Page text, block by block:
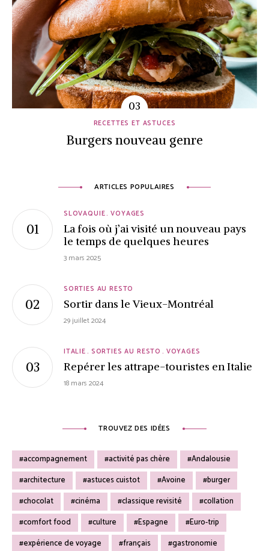
RECETTES ET ASTUCES
Burgers nouveau genre
ARTICLES POPULAIRES
SLOVAQUIE VOYAGES
La fois où j’ai visité un nouveau pays
le temps de quelques heures
3 mars 2025
SORTIES AU RESTO
Sortir dans le Vieux-Montréal
29 juillet 2024
ITALIE SORTIES AU RESTO VOYAGES
Repérer les attrape-touristes en Italie
18 mars 2024
TROUVEZ DES IDÉES
accompagnement activité pas chère
Andalousie
architecture
astuces cuistot Avoine
burger
chocolat
cinéma classique revisité
collation
comfort food
culture Espagne
Euro-trip
expérience de voyage
français
gastronomie